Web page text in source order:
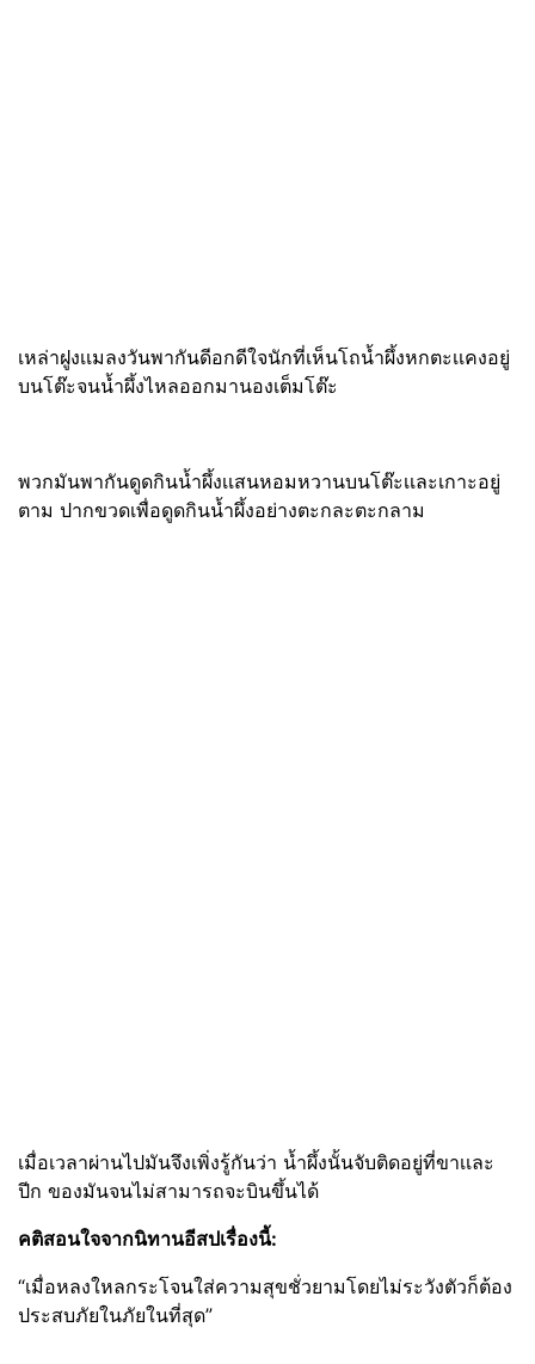
เหล่าฝูงเเมลงวันพากันดีอกดีใจนักที่เห็นโถน้ำผึ้งหกตะเเคงอยู่
บนโต๊ะจนน้ำผึ้งไหลออกมานองเต็มโต๊ะ
พวกมันพากันดูดกินน้ำผึ้งเเสนหอมหวานบนโต๊ะเเละเกาะอยู่
ตาม ปากขวดเพื่อดูดกินน้ำผึ้งอย่างตะกละตะกลาม
เมื่อเวลาผ่านไปมันจึงเพิ่งรู้กันว่า น้ำผึ้งนั้นจับติดอยู่ที่ขาเเละ
ปีก ของมันจนไม่สามารถจะบินขึ้นได้
คติสอนใจจากนิทานอีสปเรื่องนี้:
“เมื่อหลงใหลกระโจนใส่ความสุขชั่วยามโดยไม่ระวังตัวก็ต้อง
ประสบภัยในภัยในที่สุด”